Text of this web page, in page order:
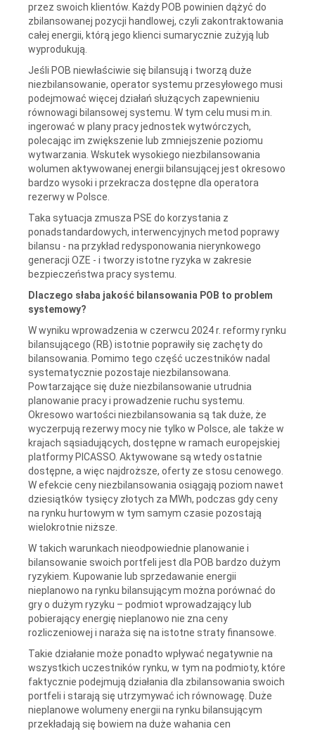
przez swoich klientów. Każdy POB powinien dążyć do
zbilansowanej pozycji handlowej, czyli zakontraktowania
całej energii, którą jego klienci sumarycznie zużyją lub
wyprodukują.
Jeśli POB niewłaściwie się bilansują i tworzą duże
niezbilansowanie, operator systemu przesyłowego musi
podejmować więcej działań służących zapewnieniu
równowagi bilansowej systemu. W tym celu musi m.in.
ingerować w plany pracy jednostek wytwórczych,
polecając im zwiększenie lub zmniejszenie poziomu
wytwarzania. Wskutek wysokiego niezbilansowania
wolumen aktywowanej energii bilansującej jest okresowo
bardzo wysoki i przekracza dostępne dla operatora
rezerwy w Polsce.
Taka sytuacja zmusza PSE do korzystania z
ponadstandardowych, interwencyjnych metod poprawy
bilansu - na przykład redysponowania nierynkowego
generacji OZE - i tworzy istotne ryzyka w zakresie
bezpieczeństwa pracy systemu.
Dlaczego słaba jakość bilansowania POB to problem
systemowy?
W wyniku wprowadzenia w czerwcu 2024 r. reformy rynku
bilansującego (RB) istotnie poprawiły się zachęty do
bilansowania. Pomimo tego część uczestników nadal
systematycznie pozostaje niezbilansowana.
Powtarzające się duże niezbilansowanie utrudnia
planowanie pracy i prowadzenie ruchu systemu.
Okresowo wartości niezbilansowania są tak duże, że
wyczerpują rezerwy mocy nie tylko w Polsce, ale także w
krajach sąsiadujących, dostępne w ramach europejskiej
platformy PICASSO. Aktywowane są wtedy ostatnie
dostępne, a więc najdroższe, oferty ze stosu cenowego.
W efekcie ceny niezbilansowania osiągają poziom nawet
dziesiątków tysięcy złotych za MWh, podczas gdy ceny
na rynku hurtowym w tym samym czasie pozostają
wielokrotnie niższe.
W takich warunkach nieodpowiednie planowanie i
bilansowanie swoich portfeli jest dla POB bardzo dużym
ryzykiem. Kupowanie lub sprzedawanie energii
nieplanowo na rynku bilansującym można porównać do
gry o dużym ryzyku – podmiot wprowadzający lub
pobierający energię nieplanowo nie zna ceny
rozliczeniowej i naraża się na istotne straty finansowe.
Takie działanie może ponadto wpływać negatywnie na
wszystkich uczestników rynku, w tym na podmioty, które
faktycznie podejmują działania dla zbilansowania swoich
portfeli i starają się utrzymywać ich równowagę. Duże
nieplanowe wolumeny energii na rynku bilansującym
przekładają się bowiem na duże wahania cen